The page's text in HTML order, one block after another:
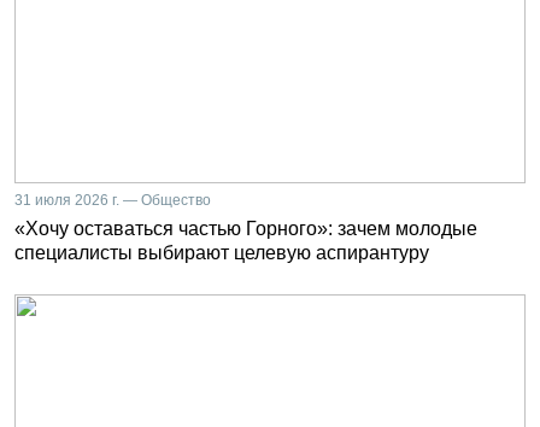
31 июля 2026 г. — Общество
«Хочу оставаться частью Горного»: зачем молодые
специалисты выбирают целевую аспирантуру